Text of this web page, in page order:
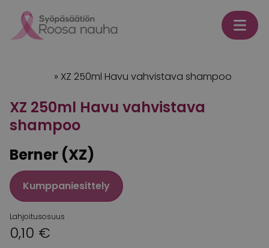
» XZ 250ml Havu vahvistava shampoo
XZ 250ml Havu vahvistava
shampoo
Berner (XZ)
Kumppaniesittely
Lahjoitusosuus
0,10 €